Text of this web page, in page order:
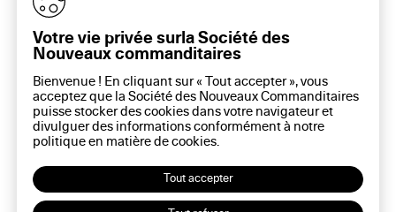
16 rue Rambuteau, 75003 Paris
Plan du site
Aide sur ce site
Gestion des cookies
Politique des cookies
Politique de confidentialité
Mentions légales
Votre vie privée surla Société des
Nouveaux commanditaires
Bienvenue ! En cliquant sur « Tout accepter », vous
acceptez que la Société des Nouveaux Commanditaires
puisse stocker des cookies dans votre navigateur et
divulguer des informations conformément à notre
politique en matière decookies.
Tout accepter